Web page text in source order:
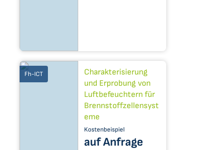
Fh-ICT
Charakterisierung
und Erprobung von
Luftbefeuchtern für
Brennstoffzellensyst
eme
Kostenbeispiel
auf Anfrage